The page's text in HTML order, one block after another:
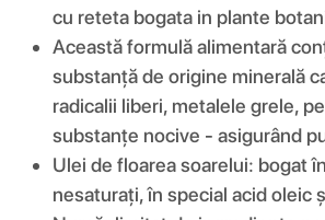
cu reteta bogata in plante
Această formulă alimentară
substanță de origine minerală
radicalii liberi, metalele grele,
substanțe nocive - asigurând
Ulei de floarea soarelui: bogat
nesaturați, în special acid oleic